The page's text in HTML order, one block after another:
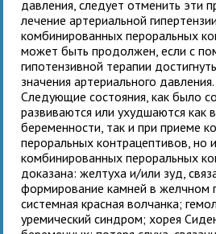
давления, следует отменить эти
лечение артериальной
комбинированных пероральных
может быть продолжен, если с
гипотензивной терапии
значения артериального давления.
Следующие состояния, как было
развиваются или ухудшаются как
беременности, так и при приеме
пероральных контрацептивов, но
комбинированных пероральных
доказана: желтуха и/или зуд,
формирование камней в желчном
системная красная волчанка;
уремический синдром; хорея